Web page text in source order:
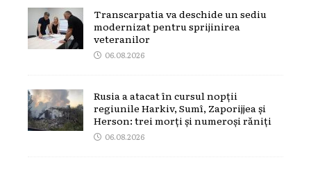
Transcarpatia va deschide un sediu
modernizat pentru sprijinirea
veteranilor
06.08.2026
Rusia a atacat în cursul nopții
regiunile Harkiv, Sumî, Zaporijjea și
Herson: trei morți și numeroși răniți
06.08.2026